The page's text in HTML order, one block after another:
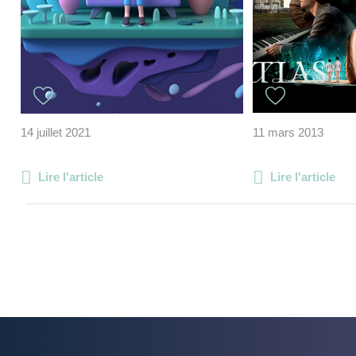
14 juillet 2021
Lire l'article
11 mars 2013
Lire l'article